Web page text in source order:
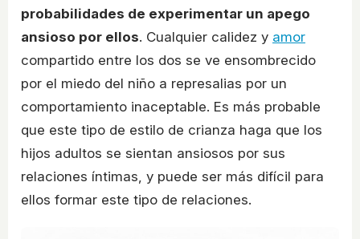
probabilidades de experimentar un apego
ansioso por ellos. Cualquier calidez y amor
compartido entre los dos se ve ensombrecido
por el miedo del niño a represalias por un
comportamiento inaceptable. Es más probable
que este tipo de estilo de crianza haga que los
hijos adultos se sientan ansiosos por sus
relaciones íntimas, y puede ser más difícil para
ellos formar este tipo de relaciones.